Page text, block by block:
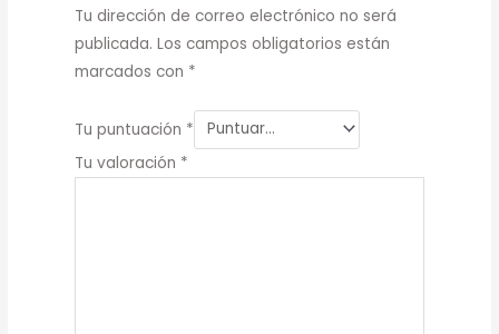
Tu dirección de correo electrónico no será
publicada. Los campos obligatorios están
marcados con *
Tu puntuación *
Tu valoración *